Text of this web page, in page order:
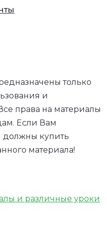
только
и
права на материалы
Если Вам
должны купить
материала!
и различные уроки